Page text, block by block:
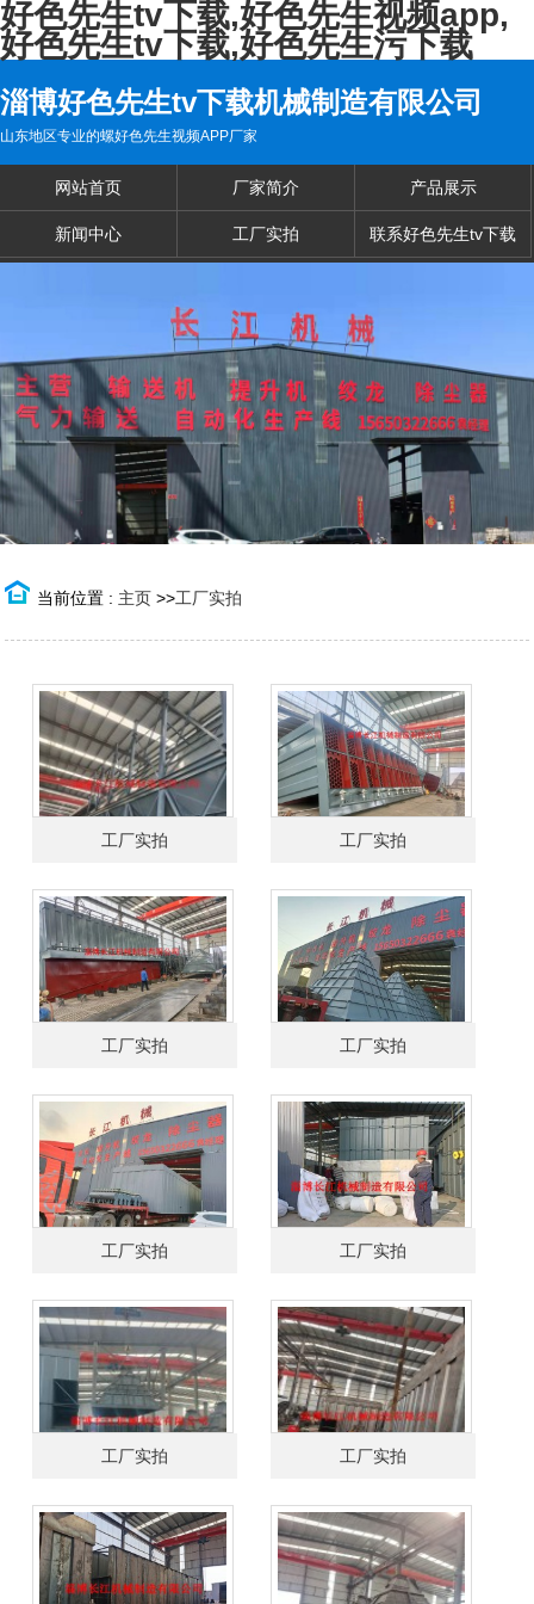
好色先生tv下载,好色先生视频app,
好色先生tv下载,好色先生污下载
淄博好色先生tv下载机械制造有限公司
山东地区专业的螺好色先生视频APP厂家
网站首页 厂家简介 产品展示
新闻中心 工厂实拍 联系好色先生tv下载
当前位置 : 主页 >>工厂实拍
工厂实拍 工厂实拍
工厂实拍 工厂实拍
工厂实拍 工厂实拍
工厂实拍 工厂实拍